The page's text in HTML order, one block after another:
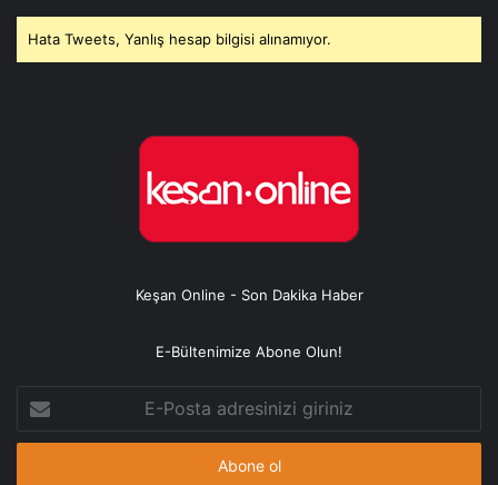
Hata Tweets, Yanlış hesap bilgisi alınamıyor.
Keşan Online - Son Dakika Haber
E-Bültenimize Abone Olun!
Posta
adresinizi